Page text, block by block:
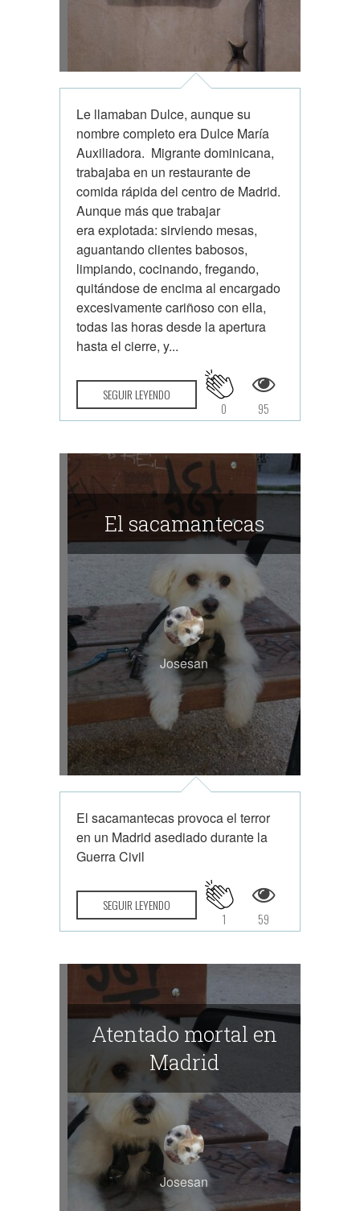
Le llamaban Dulce, aunque su
nombre completo era Dulce María
Auxiliadora. Migrante dominicana,
trabajaba en un restaurante de
comida rápida del centro de Madrid.
Aunque más que trabajar
era explotada: sirviendo mesas,
aguantando clientes babosos,
limpiando, cocinando, fregando,
quitándose de encima al encargado
excesivamente cariñoso con ella,
todas las horas desde la apertura
hasta el cierre, y...
SEGUIR LEYENDO
95
0
El sacamantecas
Josesan
El sacamantecas provoca el terror
en un Madrid asediado durante la
Guerra Civil
SEGUIR LEYENDO
59
1
Atentado mortal en
Madrid
Josesan